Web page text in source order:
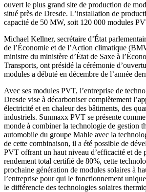
ouvert le plus grand site de production de
situé près de Dresde. L’installation de
capacité de 50 MW, soit 120 000 modules
Michael Kellner, secrétaire d’État
de l’Économie et de l’Action climatique
ministre du ministère d’État de Saxe à
Transports, ont présidé la cérémonie
modules a débuté en décembre de l’année
Avec ses modules PVT, l’entreprise de
Dresde vise à décarboniser complètement
électricité et en chaleur des bâtiments, des
industriels. Sunmaxx PVT se présente
monde à combiner la technologie de gestion
automobile du groupe Mahle avec la
de cette combinaison, il a été possible de
PVT offrant un haut niveau d’efficacité et de
rendement total certifié de 80%, cette
prochaine génération de modules solaires à
l’entreprise pour qui le fonctionnement
le différencie des technologies solaires